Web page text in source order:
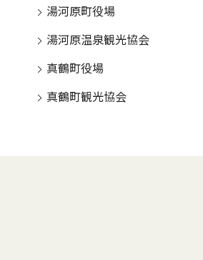
湯河原町役場
湯河原温泉観光協会
真鶴町役場
真鶴町観光協会